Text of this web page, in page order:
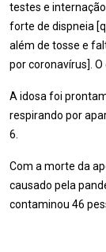
testes e
forte de dispneia
além de tosse e
por coronavírus].
A idosa foi
respirando por
6.
Com a morte da
causado pela
contaminou 46